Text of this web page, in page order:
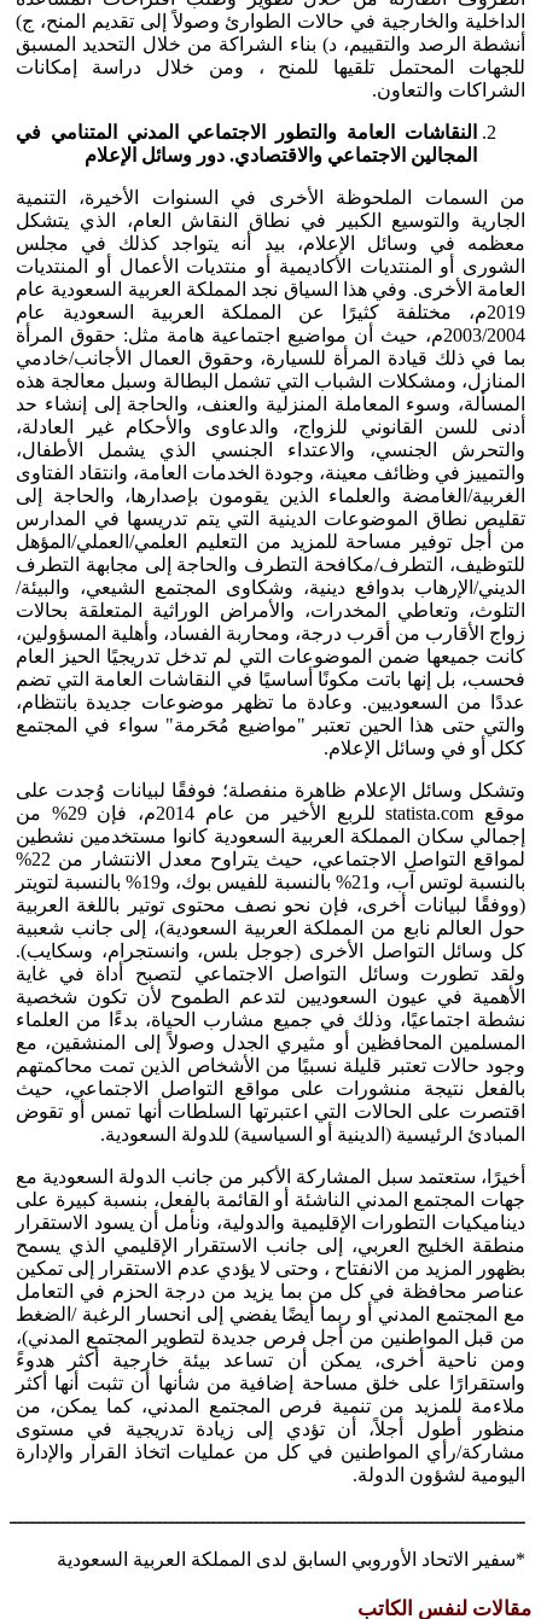
الداخلية والخارجية في حالات الطوارئ وصولاً إلى تقديم المنح، ج)
أنشطة الرصد والتقييم، د) بناء الشراكة من خلال التحديد المسبق
للجهات المحتمل تلقيها للمنح ، ومن خلال دراسة إمكانات
الشراكات والتعاون.
النقاشات العامة والتطور الاجتماعي المدني المتنامي في
المجالين الاجتماعي والاقتصادي. دور وسائل الإعلام
من السمات الملحوظة الأخرى في السنوات الأخيرة، التنمية
الجارية والتوسيع الكبير في نطاق النقاش العام، الذي يتشكل
معظمه في وسائل الإعلام، بيد أنه يتواجد كذلك في مجلس
الشورى أو المنتديات الأكاديمية أو منتديات الأعمال أو المنتديات
العامة الأخرى. وفي هذا السياق نجد المملكة العربية السعودية عام
2019م، مختلفة كثيرًا عن المملكة العربية السعودية عام
2003/2004م، حيث أن مواضيع اجتماعية هامة مثل: حقوق المرأة
بما في ذلك قيادة المرأة للسيارة، وحقوق العمال الأجانب/خادمي
المنازل، ومشكلات الشباب التي تشمل البطالة وسبل معالجة هذه
المسألة، وسوء المعاملة المنزلية والعنف، والحاجة إلى إنشاء حد
أدنى للسن القانوني للزواج، والدعاوى والأحكام غير العادلة،
والتحرش الجنسي، والاعتداء الجنسي الذي يشمل الأطفال،
والتمييز في وظائف معينة، وجودة الخدمات العامة، وانتقاد الفتاوى
الغربية/الغامضة والعلماء الذين يقومون بإصدارها، والحاجة إلى
تقليص نطاق الموضوعات الدينية التي يتم تدريسها في المدارس
من أجل توفير مساحة للمزيد من التعليم العلمي/العملي/المؤهل
للتوظيف، التطرف/مكافحة التطرف والحاجة إلى مجابهة التطرف
الديني/الإرهاب بدوافع دينية، وشكاوى المجتمع الشيعي، والبيئة/
التلوث، وتعاطي المخدرات، والأمراض الوراثية المتعلقة بحالات
زواج الأقارب من أقرب درجة، ومحاربة الفساد، وأهلية المسؤولين،
كانت جميعها ضمن الموضوعات التي لم تدخل تدريجيًا الحيز العام
فحسب، بل إنها باتت مكونًا أساسيًا في النقاشات العامة التي تضم
عددًا من السعوديين. وعادة ما تظهر موضوعات جديدة بانتظام،
والتي حتى هذا الحين تعتبر "مواضيع مُحَرمة" سواء في المجتمع
ككل أو في وسائل الإعلام.
وتشكل وسائل الإعلام ظاهرة منفصلة؛ فوفقًا لبيانات وُجدت على
موقع statista.com للربع الأخير من عام 2014م، فإن 29% من
إجمالي سكان المملكة العربية السعودية كانوا مستخدمين نشطين
لمواقع التواصل الاجتماعي، حيث يتراوح معدل الانتشار من 22%
بالنسبة لوتس آب، و21% بالنسبة للفيس بوك، و19% بالنسبة لتويتر
(ووفقًا لبيانات أخرى، فإن نحو نصف محتوى توتير باللغة العربية
حول العالم نابع من المملكة العربية السعودية)، إلى جانب شعبية
كل وسائل التواصل الأخرى (جوجل بلس، وانستجرام، وسكايب).
ولقد تطورت وسائل التواصل الاجتماعي لتصبح أداة في غاية
الأهمية في عيون السعوديين لتدعم الطموح لأن تكون شخصية
نشطة اجتماعيًا، وذلك في جميع مشارب الحياة، بدءًا من العلماء
المسلمين المحافظين أو مثيري الجدل وصولاً إلى المنشقين، مع
وجود حالات تعتبر قليلة نسبيًا من الأشخاص الذين تمت محاكمتهم
بالفعل نتيجة منشورات على مواقع التواصل الاجتماعي، حيث
اقتصرت على الحالات التي اعتبرتها السلطات أنها تمس أو تقوض
المبادئ الرئيسية (الدينية أو السياسية) للدولة السعودية.
أخيرًا، ستعتمد سبل المشاركة الأكبر من جانب الدولة السعودية مع
جهات المجتمع المدني الناشئة أو القائمة بالفعل، بنسبة كبيرة على
ديناميكيات التطورات الإقليمية والدولية، ونأمل أن يسود الاستقرار
منطقة الخليج العربي، إلى جانب الاستقرار الإقليمي الذي يسمح
بظهور المزيد من الانفتاح ، وحتى لا يؤدي عدم الاستقرار إلى تمكين
عناصر محافظة في كل من بما يزيد من درجة الحزم في التعامل
مع المجتمع المدني أو ربما أيضًا يفضي إلى انحسار الرغبة /الضغط
من قبل المواطنين من أجل فرص جديدة لتطوير المجتمع المدني)،
ومن ناحية أخرى، يمكن أن تساعد بيئة خارجية أكثر هدوءً
واستقرارًا على خلق مساحة إضافية من شأنها أن تثبت أنها أكثر
ملاءمة للمزيد من تنمية فرص المجتمع المدني، كما يمكن، من
منظور أطول أجلاً، أن تؤدي إلى زيادة تدريجية في مستوى
مشاركة/رأي المواطنين في كل من عمليات اتخاذ القرار والإدارة
اليومية لشؤون الدولة.
*سفير الاتحاد الأوروبي السابق لدى المملكة العربية السعودية
مقالات لنفس الكاتب